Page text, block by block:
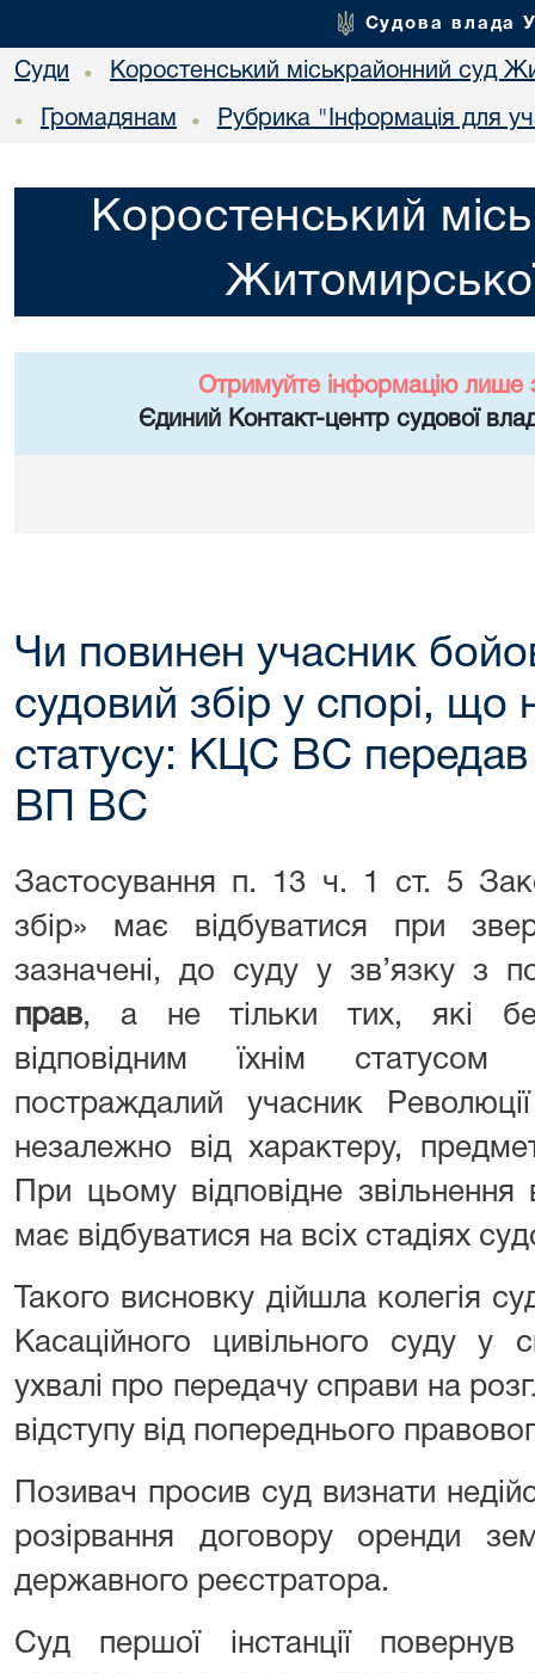
Судова влада
Суди • Коростенський міськрайонний суд
• Громадянам • Рубрика "Інформація для
Коростенський
Отримуйте інформацію лише
Єдиний Контакт-центр судової
Чи повинен учасник
судовий збір у спорі, що
статусу: КЦС ВС передав
ВП ВС
Застосування п. 13 ч. 1 ст. 5
збір» має відбуватися при
зазначені, до суду у зв’язку з
прав, а не тільки тих, які
відповідним їхнім
постраждалий учасник
незалежно від характеру,
При цьому відповідне
має відбуватися на всіх стадіях
Такого висновку дійшла колегія
Касаційного цивільного суду у
ухвалі про передачу справи на
відступу від попереднього
Позивач просив суд визнати
розірвання договору оренди
державного реєстратора.
Суд першої інстанції